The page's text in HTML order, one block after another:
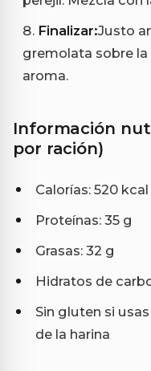
Finalizar:Justo
gremolata sobre
aroma.
Información
por ración)
Calorías: 520 kcal
Proteínas: 35 g
Grasas: 32 g
Hidratos de
Sin gluten si
de la harina